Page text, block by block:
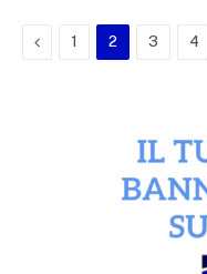
Previous
1 2 3 4